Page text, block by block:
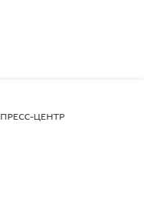
ПРЕСС-ЦЕНТР